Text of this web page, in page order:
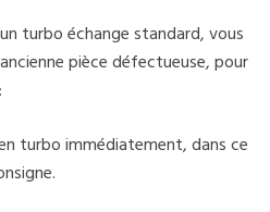
turbo échange standard, vous
pièce défectueuse, pour
turbo immédiatement, dans ce